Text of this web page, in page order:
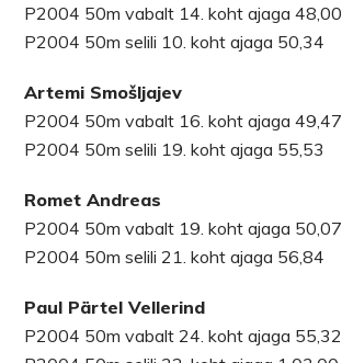
P2004 50m vabalt 14. koht ajaga 48,00
P2004 50m selili 10. koht ajaga 50,34
Artemi Smošljajev
P2004 50m vabalt 16. koht ajaga 49,47
P2004 50m selili 19. koht ajaga 55,53
Romet Andreas
P2004 50m vabalt 19. koht ajaga 50,07
P2004 50m selili 21. koht ajaga 56,84
Paul Pärtel Vellerind
P2004 50m vabalt 24. koht ajaga 55,32